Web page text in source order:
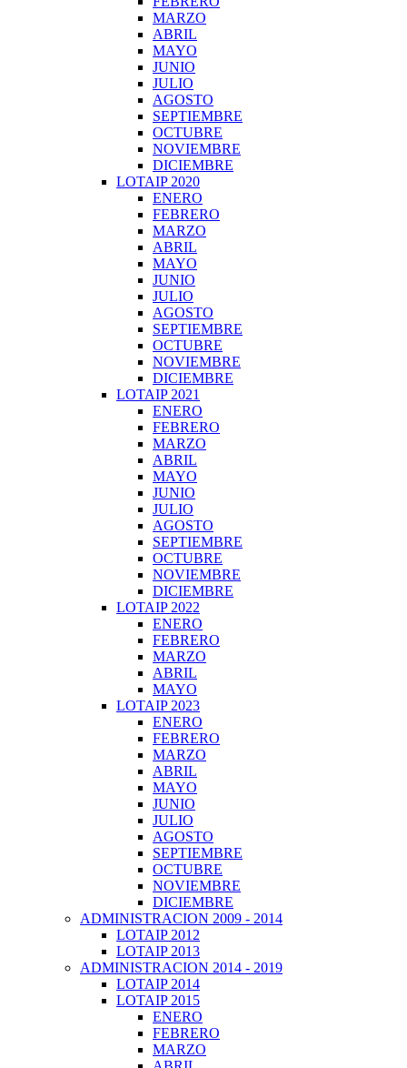
MARZO
ABRIL
MAYO
JUNIO
JULIO
AGOSTO
SEPTIEMBRE
OCTUBRE
NOVIEMBRE
DICIEMBRE
LOTAIP 2020
ENERO
FEBRERO
MARZO
ABRIL
MAYO
JUNIO
JULIO
AGOSTO
SEPTIEMBRE
OCTUBRE
NOVIEMBRE
DICIEMBRE
LOTAIP 2021
ENERO
FEBRERO
MARZO
ABRIL
MAYO
JUNIO
JULIO
AGOSTO
SEPTIEMBRE
OCTUBRE
NOVIEMBRE
DICIEMBRE
LOTAIP 2022
ENERO
FEBRERO
MARZO
ABRIL
MAYO
LOTAIP 2023
ENERO
FEBRERO
MARZO
ABRIL
MAYO
JUNIO
JULIO
AGOSTO
SEPTIEMBRE
OCTUBRE
NOVIEMBRE
DICIEMBRE
ADMINISTRACION 2009 - 2014
LOTAIP 2012
LOTAIP 2013
ADMINISTRACION 2014 - 2019
LOTAIP 2014
LOTAIP 2015
ENERO
FEBRERO
MARZO